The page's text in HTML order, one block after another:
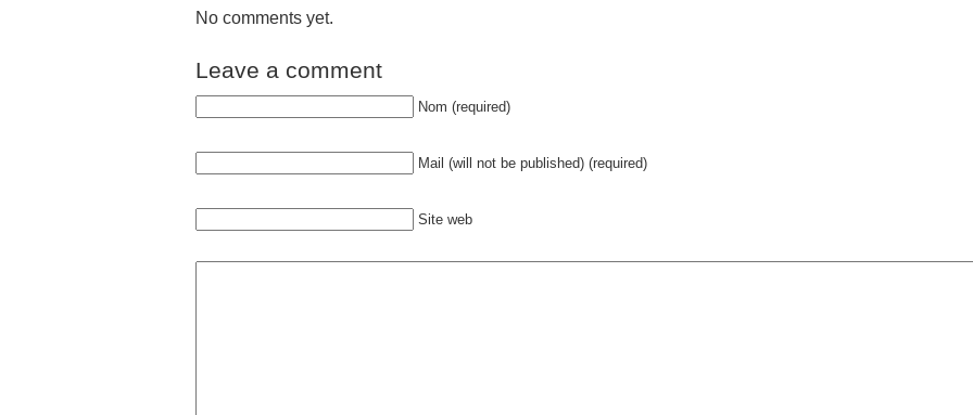
No comments yet.
Leave a comment
Nom (required)
Mail (will not be published) (required)
Site web